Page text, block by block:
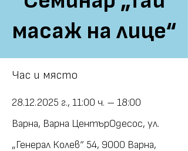
масаж на лице“
Час и място
28.12.2025 г., 11:00 ч. – 18:00
Варна, Варна ЦентърОдесос, ул.
„Генерал Колев“ 54, 9000 Варна,